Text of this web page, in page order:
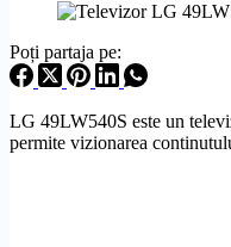
Poți partaja pe:
LG 49LW540S este un
permite vizionarea